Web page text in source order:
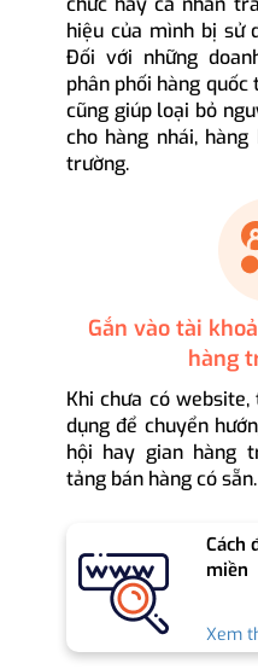
hiệu của mình bị sử
Đối với những
phân phối hàng
cũng giúp loại bỏ
cho hàng nhái,
trường.
Gắn vào tài
hàng
Khi chưa có
dụng để chuyển
hội hay gian hàng
tảng bán hàng có sẵn.
Cách
miền
Xem